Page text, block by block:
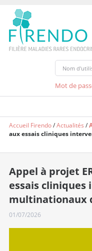
Mot de
Accueil Firendo/Actualités /
aux essais cliniques
Appel à projet
essais
multinationaux
01/07/2026